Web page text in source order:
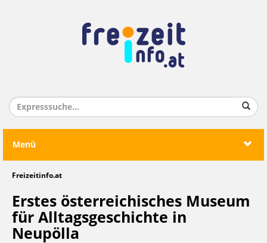
Menü
Freizeitinfo.at
Erstes österreichisches Museum
für Alltagsgeschichte in
Neupölla